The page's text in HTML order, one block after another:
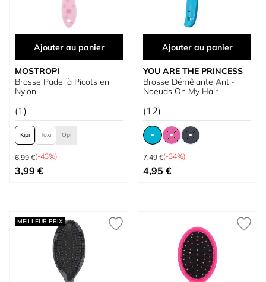
Ajouter au panier
MOSTROPI
Brosse Padel à Picots en
Nylon
(1)
Kipi Opi
Toxi
Prix normal
6,99 €(-43%)
À partir de
3,99 €
Ajouter au panier
YOU ARE THE PRINCESS
Brosse Démêlante Anti-
Noeuds Oh My Hair
(12)
Prix normal
7,49 €(-34%)
À partir de
4,95 €
MEILLEUR PRIX